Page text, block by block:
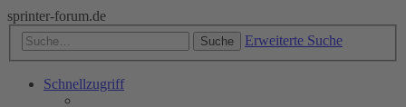
sprinter-forum.de
Suche Erweiterte Suche
Schnellzugriff